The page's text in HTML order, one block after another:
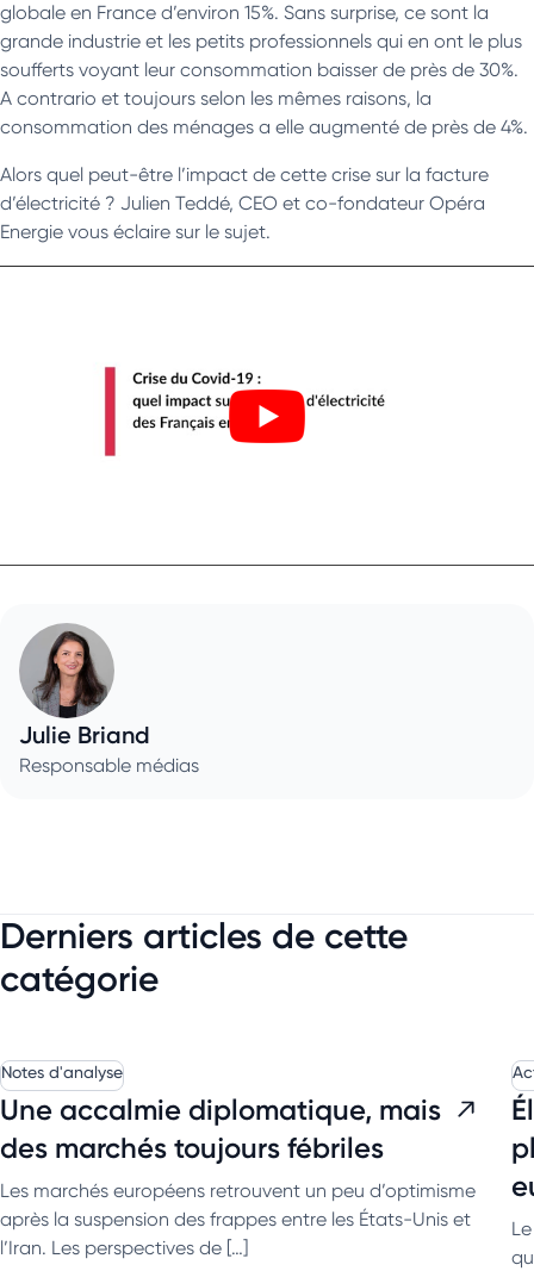
globale en France d’environ 15%. Sans surprise, ce sont la
grande industrie et les petits professionnels qui en ont le plus
soufferts voyant leur consommation baisser de près de 30%.
A contrario et toujours selon les mêmes raisons, la
consommation des ménages a elle augmenté de près de 4%.
Alors quel peut-être l’impact de cette crise sur la facture
d’électricité ? Julien Teddé, CEO et co-fondateur Opéra
Energie vous éclaire sur le sujet.
Julie Briand
Responsable médias
Derniers articles de cette
catégorie
Notes d'analyse
Une accalmie diplomatique, mais
des marchés toujours fébriles
Les marchés européens retrouvent un peu d’optimisme
après la suspension des frappes entre les États-Unis et
l’Iran. Les perspectives de […]